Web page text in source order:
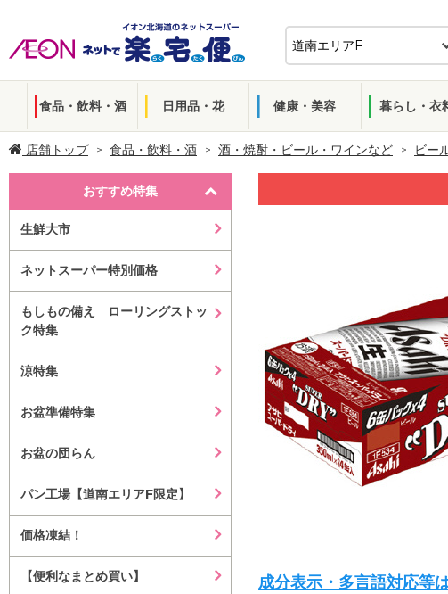
食品・飲料・酒 日用品・花 健康・美容 暮らし・衣
店舗トップ 食品・飲料・酒 酒・焼酎・ビール・ワインなど ビー
おすすめ特集
生鮮大市
ネットスーパー特別価格
もしもの備え ローリングストッ
ク特集
涼特集
お盆準備特集
お盆の団らん
パン工場【道南エリアF限定】
価格凍結！
【便利なまとめ買い】 成分表示・多言語対応